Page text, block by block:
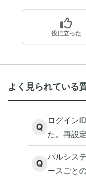
役に立った
よく見られている
Q
ログイン
た。再設
Q
パルシス
ースごと